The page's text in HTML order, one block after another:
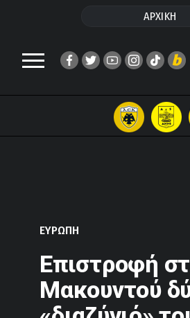
ΑΡΧΙΚΗ
ΕΥΡΩΠΗ
Επιστροφή
Μακουντού